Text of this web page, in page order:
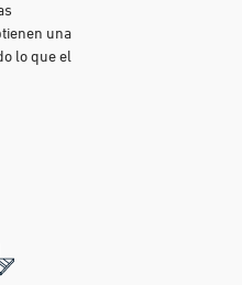
una
lo que el